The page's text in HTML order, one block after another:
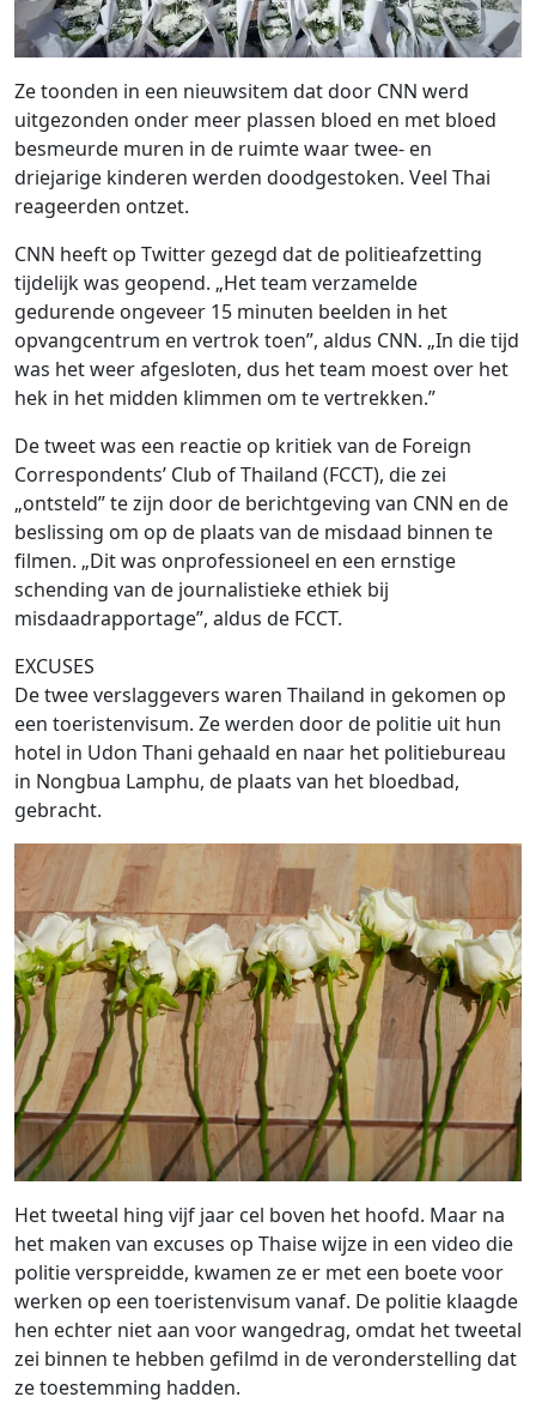
Ze toonden in een nieuwsitem dat door CNN werd
uitgezonden onder meer plassen bloed en met bloed
besmeurde muren in de ruimte waar twee- en
driejarige kinderen werden doodgestoken. Veel Thai
reageerden ontzet.
CNN heeft op Twitter gezegd dat de politieafzetting
tijdelijk was geopend. „Het team verzamelde
gedurende ongeveer 15 minuten beelden in het
opvangcentrum en vertrok toen”, aldus CNN. „In die tijd
was het weer afgesloten, dus het team moest over het
hek in het midden klimmen om te vertrekken.”
De tweet was een reactie op kritiek van de Foreign
Correspondents’ Club of Thailand (FCCT), die zei
„ontsteld” te zijn door de berichtgeving van CNN en de
beslissing om op de plaats van de misdaad binnen te
filmen. „Dit was onprofessioneel en een ernstige
schending van de journalistieke ethiek bij
misdaadrapportage”, aldus de FCCT.
EXCUSES
De twee verslaggevers waren Thailand in gekomen op
een toeristenvisum. Ze werden door de politie uit hun
hotel in Udon Thani gehaald en naar het politiebureau
in Nongbua Lamphu, de plaats van het bloedbad,
gebracht.
Het tweetal hing vijf jaar cel boven het hoofd. Maar na
het maken van excuses op Thaise wijze in een video die
politie verspreidde, kwamen ze er met een boete voor
werken op een toeristenvisum vanaf. De politie klaagde
hen echter niet aan voor wangedrag, omdat het tweetal
zei binnen te hebben gefilmd in de veronderstelling dat
ze toestemming hadden.